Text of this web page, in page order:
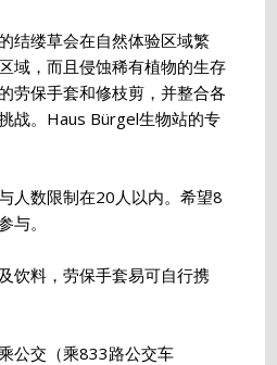
结缕草会在自然体验区域繁
域，而且侵蚀稀有植物的生存
劳保手套和修枝剪，并整合各
战。Haus Bürgel生物站的专
人数限制在20人以内。希望8
与。
饮料，劳保手套易可自行携
公交（乘833路公交车